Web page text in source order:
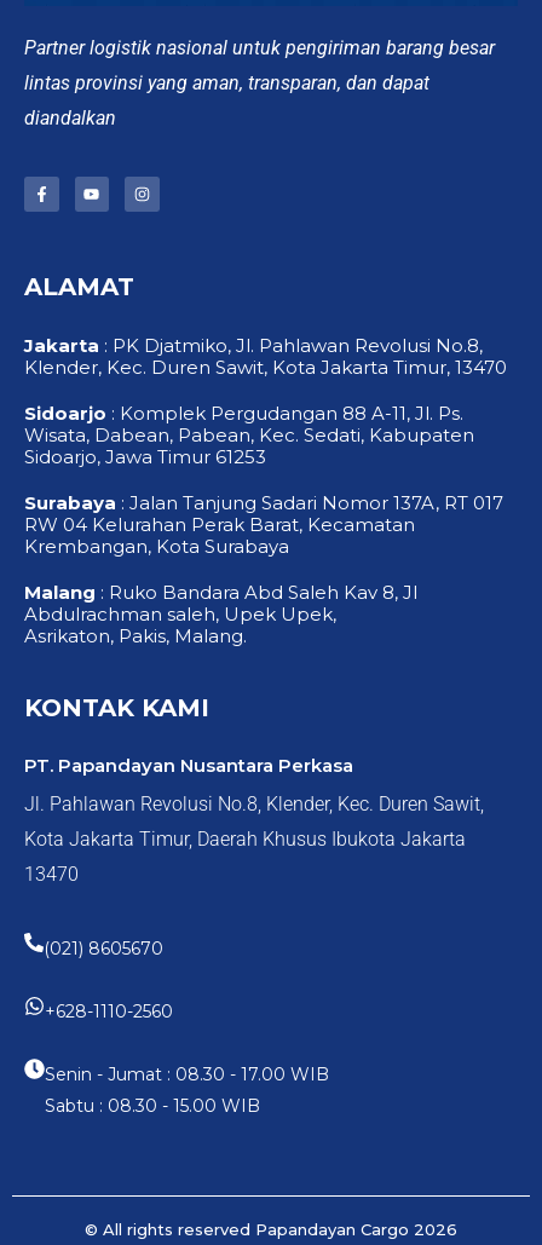
Partner logistik nasional untuk pengiriman barang besar
lintas provinsi yang aman, transparan, dan dapat
diandalkan
F
a
o
o
Y
o
b
e
I
n
ALAMAT
Jakarta : PK Djatmiko, Jl. Pahlawan Revolusi No.8,
Klender, Kec. Duren Sawit, Kota Jakarta Timur, 13470
Sidoarjo : Komplek Pergudangan 88 A-11, Jl. Ps.
Wisata, Dabean, Pabean, Kec. Sedati, Kabupaten
Sidoarjo, Jawa Timur 61253
Surabaya : Jalan Tanjung Sadari Nomor 137A, RT 017
RW 04 Kelurahan Perak Barat, Kecamatan
Krembangan, Kota Surabaya
Malang : Ruko Bandara Abd Saleh Kav 8, Jl
Abdulrachman saleh, Upek Upek,
Asrikaton, Pakis, Malang.
KONTAK KAMI
PT. Papandayan Nusantara Perkasa
Jl. Pahlawan Revolusi No.8, Klender, Kec. Duren Sawit,
Kota Jakarta Timur, Daerah Khusus Ibukota Jakarta
13470
(021) 8605670
+628-1110-2560
Senin - Jumat : 08.30 - 17.00 WIB
Sabtu : 08.30 - 15.00 WIB
© All rights reserved Papandayan Cargo 2026